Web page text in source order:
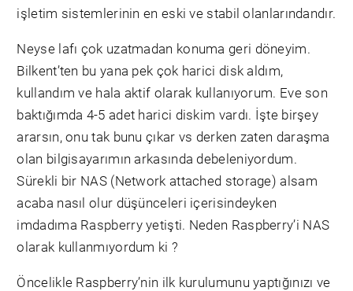
işletim sistemlerinin en eski ve stabil olanlarındandır.
Neyse lafı çok uzatmadan konuma geri döneyim.
Bilkent’ten bu yana pek çok harici disk aldım,
kullandım ve hala aktif olarak kullanıyorum. Eve son
baktığımda 4-5 adet harici diskim vardı. İşte birşey
ararsın, onu tak bunu çıkar vs derken zaten daraşma
olan bilgisayarımın arkasında debeleniyordum.
Sürekli bir NAS (Network attached storage) alsam
acaba nasıl olur düşünceleri içerisindeyken
imdadıma Raspberry yetişti. Neden Raspberry’i NAS
olarak kullanmıyordum ki ?
Öncelikle Raspberry’nin ilk kurulumunu yaptığınızı ve